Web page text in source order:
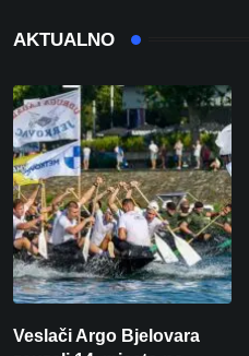
AKTUALNO
Veslači Argo Bjelovara